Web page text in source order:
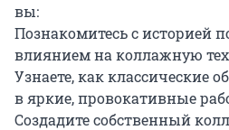
вы:
Познакомитесь с историей
влиянием на коллажную
Узнаете, как классические
в яркие, провокативные
Создадите собственный